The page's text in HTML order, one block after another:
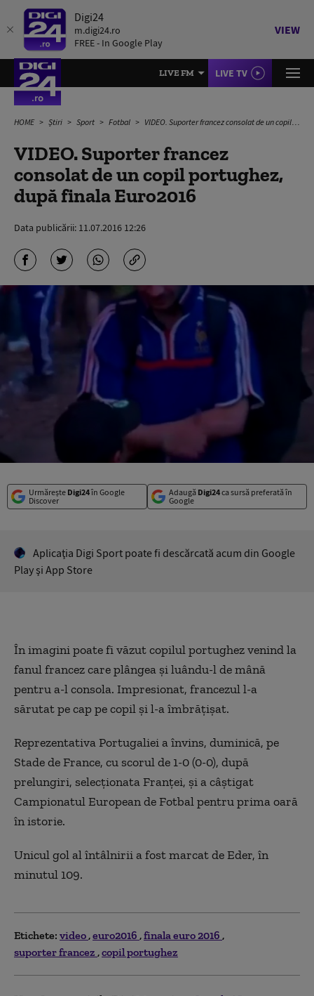
Digi24
m.digi24.ro
FREE - In Google Play
VIEW
LIVE FM LIVE TV
HOME Știri Sport Fotbal VIDEO. Suporter francez consolat de un copil portughez, după finala Euro2016
VIDEO. Suporter francez
consolat de un copil portughez,
după finala Euro2016
Data publicării: 11.07.2016 12:26
Urmărește Digi24în Google
Discover
Adaugă Digi24ca sursă preferată în
Google
Aplicaţia Digi Sport poate fi descărcată acum din Google
Play şi App Store
În imagini poate fi văzut copilul portughez venind la
fanul francez care plângea şi luându-l de mână
pentru a-l consola. Impresionat, francezul l-a
sărutat pe cap pe copil şi l-a îmbrăţişat.
Reprezentativa Portugaliei a învins, duminică, pe
Stade de France, cu scorul de 1-0 (0-0), după
prelungiri, selecţionata Franţei, şi a câştigat
Campionatul European de Fotbal pentru prima oară
în istorie.
Unicul gol al întâlnirii a fost marcat de Eder, în
minutul 109.
Etichete: video euro2016 finala euro 2016
suporter francez copil portughez